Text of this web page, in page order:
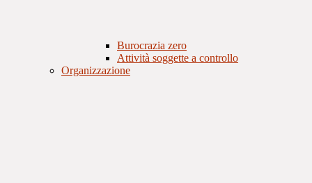
Burocrazia zero
Attività soggette a controllo
Organizzazione